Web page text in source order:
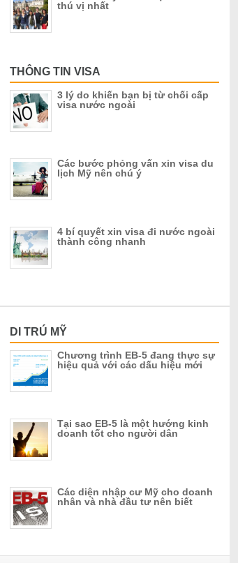
thú vị nhất
THÔNG TIN VISA
3 lý do khiến bạn bị từ chối cấp
visa nước ngoài
Các bước phỏng vấn xin visa du
lịch Mỹ nên chú ý
4 bí quyết xin visa đi nước ngoài
thành công nhanh
DI TRÚ MỸ
Chương trình EB-5 đang thực sự
hiệu quả với các dấu hiệu mới
Tại sao EB-5 là một hướng kinh
doanh tốt cho người dân
Các diện nhập cư Mỹ cho doanh
nhân và nhà đầu tư nên biết